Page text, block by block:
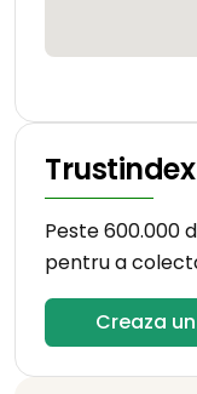
Peste 600.000
pentru a
Creaza